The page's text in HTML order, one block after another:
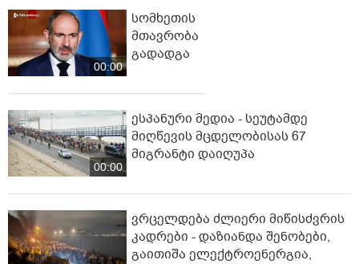
00:00
სომხეთის
მთავრობა
გადადგა
00:00
ესპანური მედია - სეუტამდე
მიღწევის მცდელობისას 67
მიგრანტი დაიღუპა
ვრცელდება ძლიერი მიწისძვრის
კადრები - დაზიანდა შენობები,
გაითიშა ელექტროენერგია,